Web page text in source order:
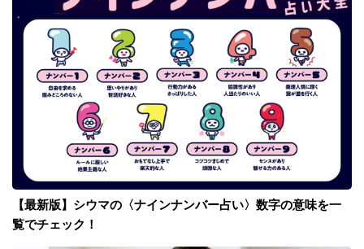
【最新版】シウマの〈ナインナンバー占い〉数字の意味を一
覧でチェック！